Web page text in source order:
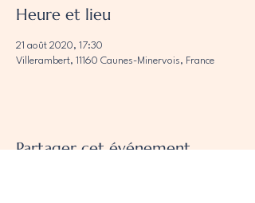
Heure et lieu
21 août 2020, 17:30
Villerambert, 11160 Caunes-Minervois, France
Partager cet événement